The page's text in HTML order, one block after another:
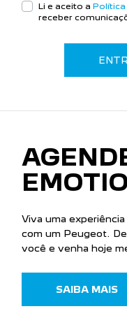
Li e aceito a Política
receber
Viva uma
com um Peugeot.
você e venha hoje
SAIBA MAIS